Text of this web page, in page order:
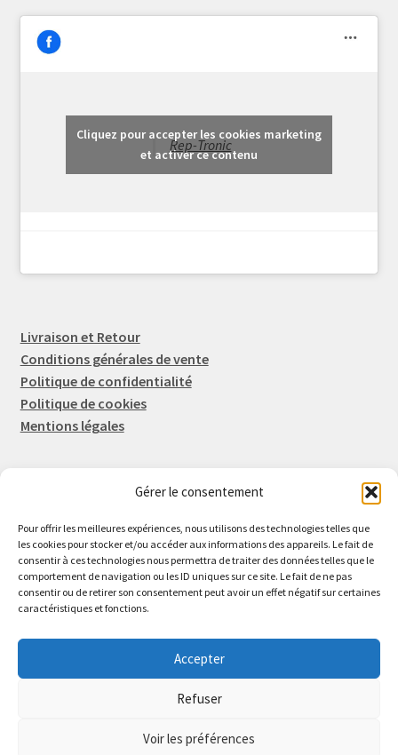
Gérer le consentement
Pour offrir les meilleures expériences, nous utilisons des technologies telles que
les cookies pour stocker et/ou accéder aux informations des appareils. Le fait de
consentir à ces technologies nous permettra de traiter des données telles que le
comportement de navigation ou les ID uniques sur ce site. Le fait de ne pas
consentir ou de retirer son consentement peut avoir un effet négatif sur certaines
caractéristiques et fonctions.
Accepter
Refuser
Voir les préférences
Rep-Tronic
Cliquez pour accepter les cookies marketing
et activer ce contenu
Livraison et Retour
Conditions générales de vente
Politique de confidentialité
Politique de cookies
Mentions légales
Eric FORTIER EI
16 Rue de l'Espérance
14600 Honfleur
02 61 82 01 89